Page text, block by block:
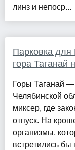
линз и непоср...
Парковка
гора Таганай
Горы Таганай —
Челябинской
миксер, где
отпуск. На
организмы,
встретились бы